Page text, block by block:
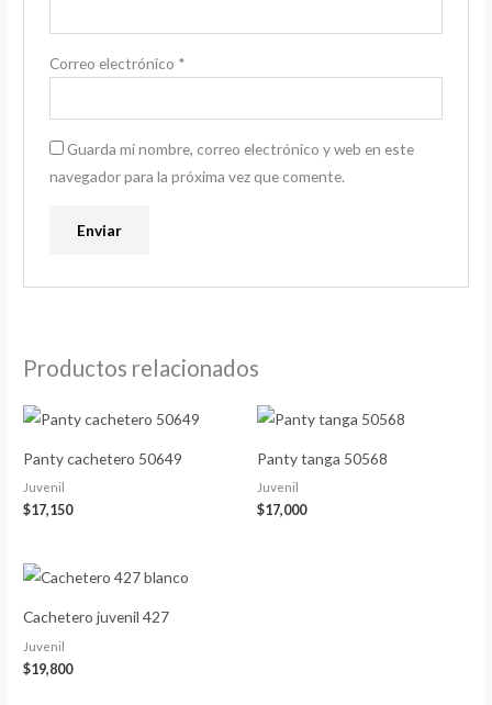
Correo electrónico *
Guarda mi nombre, correo electrónico y web en este
navegador para la próxima vez que comente.
Productos relacionados
Panty cachetero 50649
Juvenil
$17,150
Panty tanga 50568
Juvenil
$17,000
Cachetero juvenil 427
Juvenil
$19,800